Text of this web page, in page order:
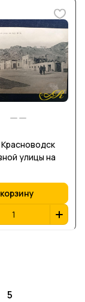
улицы на
5